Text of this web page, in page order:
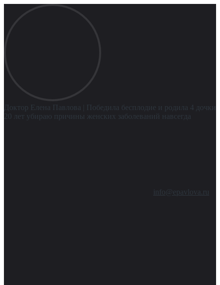
Доктор Елена Павлова
| Победила бесплодие и родила 4 дочки
20 лет убираю причины женских заболеваний навсегда
info@epavlova.ru